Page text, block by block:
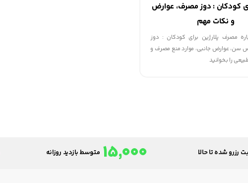
کودکان : دوز مصرف، عوارض
و نکات مهم
مصرف پلارژین برای کودکان : دوز
سن، عوارض جانبی، موارد منع مصرف و
را بخوانید
رزرو شده تا حالا 15,000 متوسط بازدید روزانه